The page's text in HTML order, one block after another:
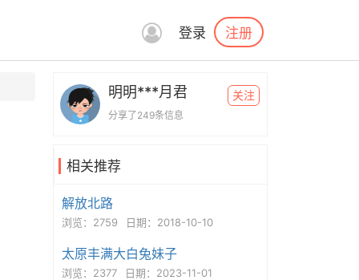
登录 注册
明明***月君
分享了249条信息
关注
相关推荐
解放北路
浏览：2759 日期：2018-10-10
太原丰满大白兔妹子
浏览：2377 日期：2023-11-01